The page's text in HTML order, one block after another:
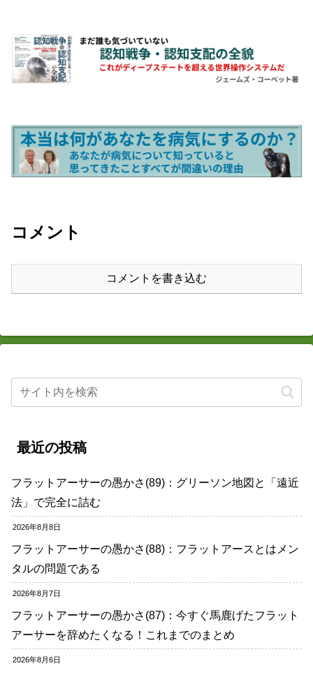
コメント
コメントを書き込む
最近の投稿
フラットアーサーの愚かさ(89)：グリーソン地図と「遠近
法」で完全に詰む
2026年8月8日
フラットアーサーの愚かさ(88)：フラットアースとはメン
タルの問題である
2026年8月7日
フラットアーサーの愚かさ(87)：今すぐ馬鹿げたフラット
アーサーを辞めたくなる！これまでのまとめ
2026年8月6日